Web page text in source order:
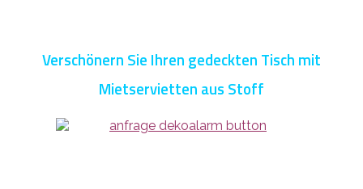
Verschönern Sie Ihren gedeckten Tisch mit
Mietservietten aus Stoff